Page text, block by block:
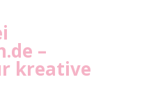
–
kreative